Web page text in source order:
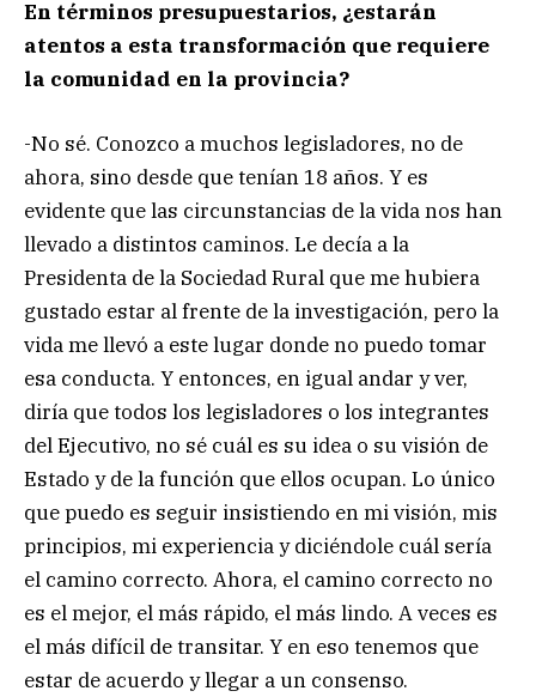
En términos presupuestarios, ¿estarán
atentos a esta transformación que requiere
la comunidad en la provincia?
-No sé. Conozco a muchos legisladores, no de
ahora, sino desde que tenían 18 años. Y es
evidente que las circunstancias de la vida nos han
llevado a distintos caminos. Le decía a la
Presidenta de la Sociedad Rural que me hubiera
gustado estar al frente de la investigación, pero la
vida me llevó a este lugar donde no puedo tomar
esa conducta. Y entonces, en igual andar y ver,
diría que todos los legisladores o los integrantes
del Ejecutivo, no sé cuál es su idea o su visión de
Estado y de la función que ellos ocupan. Lo único
que puedo es seguir insistiendo en mi visión, mis
principios, mi experiencia y diciéndole cuál sería
el camino correcto. Ahora, el camino correcto no
es el mejor, el más rápido, el más lindo. A veces es
el más difícil de transitar. Y en eso tenemos que
estar de acuerdo y llegar a un consenso.